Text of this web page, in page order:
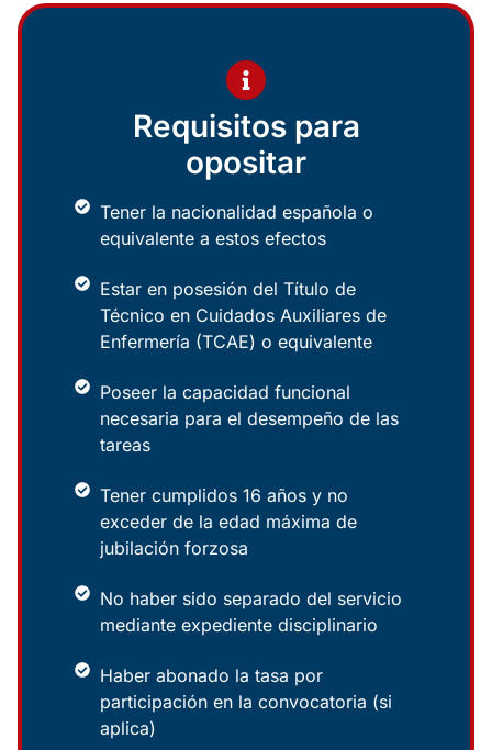
Requisitos para
opositar
Tener la nacionalidad española o
equivalente a estos efectos
Estar en posesión del Título de
Técnico en Cuidados Auxiliares de
Enfermería (TCAE) o equivalente
Poseer la capacidad funcional
necesaria para el desempeño de las
tareas
Tener cumplidos 16 años y no
exceder de la edad máxima de
jubilación forzosa
No haber sido separado del servicio
mediante expediente disciplinario
Haber abonado la tasa por
participación en la convocatoria (si
aplica)